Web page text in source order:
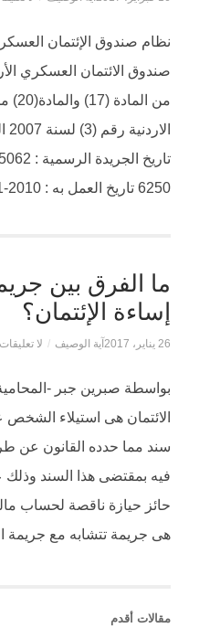
صندوق الائتمان العسكري
من
6250 تاريخ العمل به : 2010-11-01 […]
ما الفرق بين
إساءة الإئتمان؟
26 يناير، 2017 آية الوصيف / لا
بواسطة صبرين جبر -
الائتمان هى استيلاء
سند مما حدده القانون عن
فيه بمقتضى هذا السند
حائز حيازة ناقصة لحساب
هى جريمة تتشابه مع
مقالات أقدم